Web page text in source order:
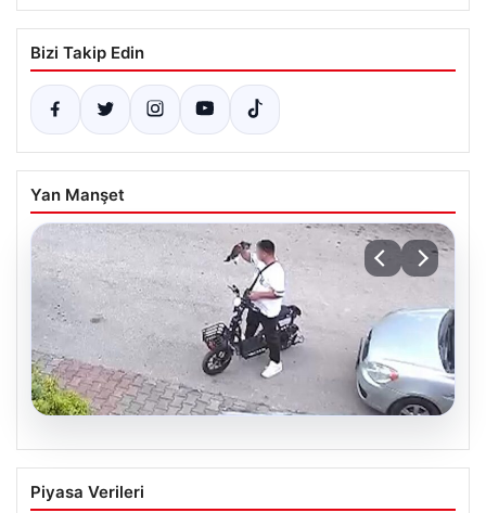
Bizi Takip Edin
Yan Manşet
Bolu’da Vahşet: Yavru Kediye İşlenen
İğrenç Olay Kameralara Yansıdı
Piyasa Verileri